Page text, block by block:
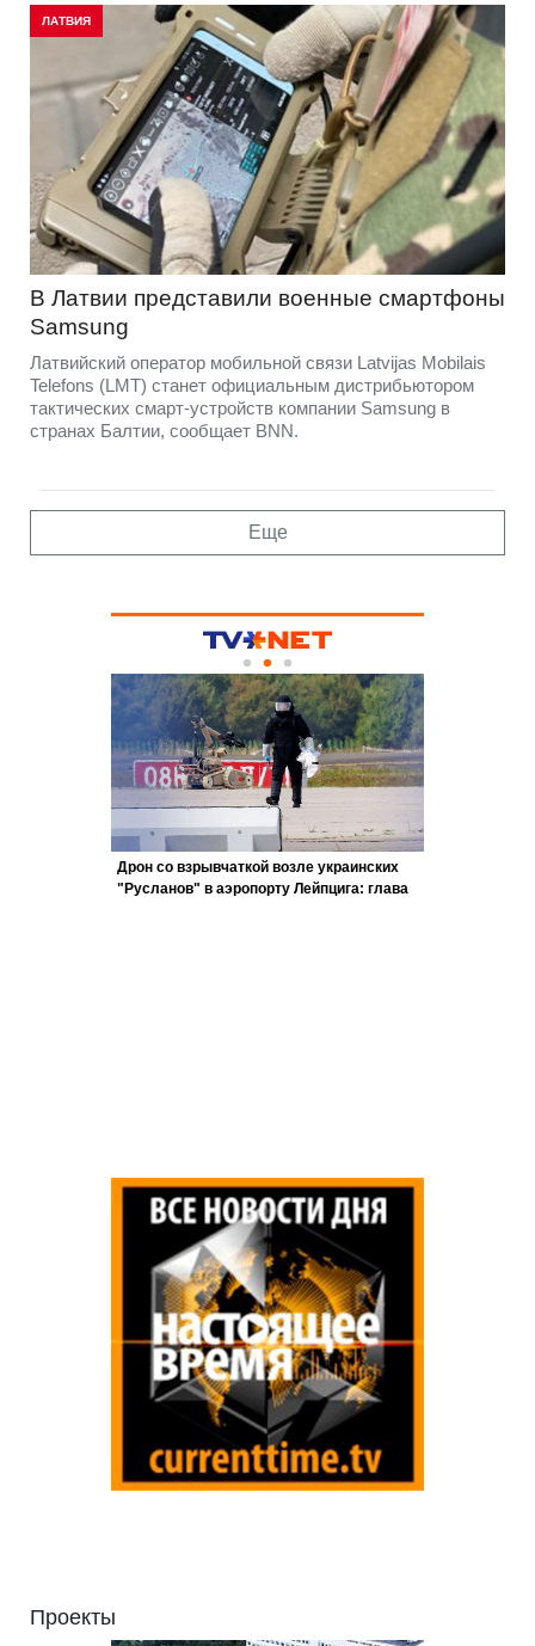
ЛАТВИЯ
В Латвии представили военные смартфоны
Samsung
Латвийский оператор мобильной связи Latvijas Mobilais
Telefons (LMT) станет официальным дистрибьютором
тактических смарт-устройств компании Samsung в
странах Балтии, сообщает BNN.
Еще
Проекты